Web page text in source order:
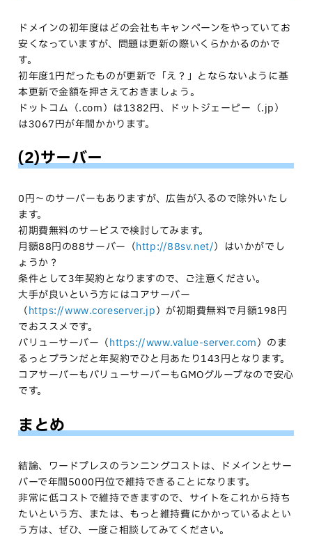
ドメインの初年度はどの会社もキャンペーンをやっていてお
安くなっていますが、問題は更新の際いくらかかるのかで
す。
初年度1円だったものが更新で「え？」とならないように基
本更新で金額を押さえておきましょう。
ドットコム（.com）は1382円、ドットジェーピー（.jp）
は3067円が年間かかります。
(2)サーバー
0円〜のサーバーもありますが、広告が入るので除外いたし
ます。
初期費無料のサービスで検討してみます。
月額88円の88サーバー（http://88sv.net/）はいかがでし
ょうか？
条件として3年契約となりますので、ご注意ください。
大手が良いという方にはコアサーバー
（https://www.coreserver.jp）が初期費無料で月額198円
でおススメです。
バリューサーバー（https://www.value-server.com）のま
るっとプランだと年契約でひと月あたり143円となります。
コアサーバーもバリューサーバーもGMOグループなので安心
です。
まとめ
結論、ワードプレスのランニングコストは、ドメインとサー
バーで年間5000円位で維持できることになります。
非常に低コストで維持できますので、サイトをこれから持ち
たいという方、または、もっと維持費にかかっているよとい
う方は、ぜひ、一度ご相談してみてください。